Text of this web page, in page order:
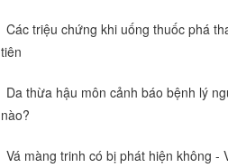
Các triệu chứng khi uống thuốc phá
tiên
Da thừa hậu môn cảnh báo bệnh lý
nào?
Vá màng trinh có bị phát hiện không -